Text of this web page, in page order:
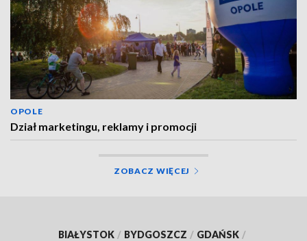
OPOLE
Dział marketingu, reklamy i promocji
ZOBACZ WIĘCEJ
BIAŁYSTOK / BYDGOSZCZ / GDAŃSK /